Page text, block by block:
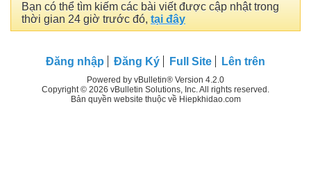
Bạn có thể tìm kiếm các bài viết được cập nhật trong
thời gian 24 giờ trước đó, tại đây
Đăng nhập Đăng Ký Full Site Lên trên
Powered by vBulletin® Version 4.2.0
Copyright © 2026 vBulletin Solutions, Inc. All rights reserved.
Bản quyền website thuộc về Hiepkhidao.com